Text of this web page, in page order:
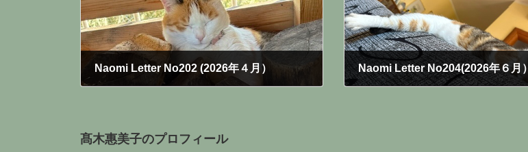
Naomi Letter No202 (2026年４月） Naomi Letter No204(2026年６月）
髙木惠美子のプロフィール